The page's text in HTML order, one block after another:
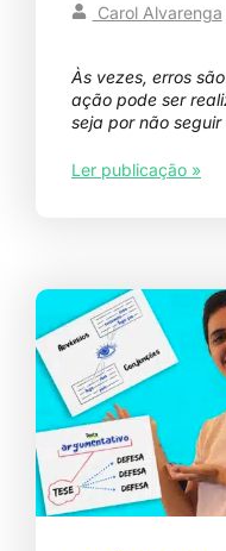
Carol Alvarenga
Às vezes, erros
ação pode ser
seja por não
Ler publicação »